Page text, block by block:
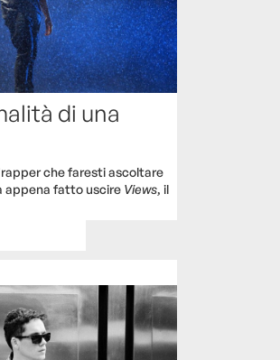
di una
che faresti ascoltare
appena fatto uscire Views, il